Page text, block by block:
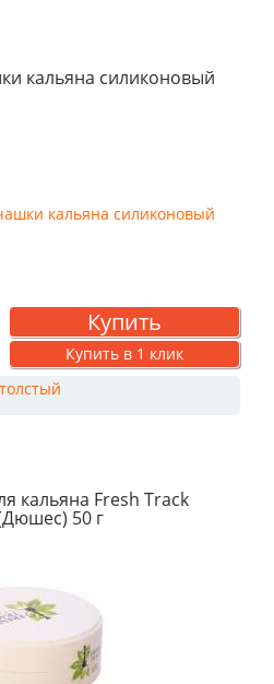
кальяна силиконовый
Купить
Купить в 1 клик
кальяна Fresh Track
50 г